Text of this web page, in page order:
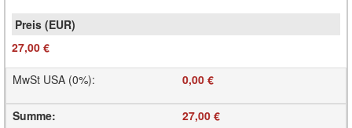
27,00 €
MwSt USA (0%): 0,00 €
Summe: 27,00 €